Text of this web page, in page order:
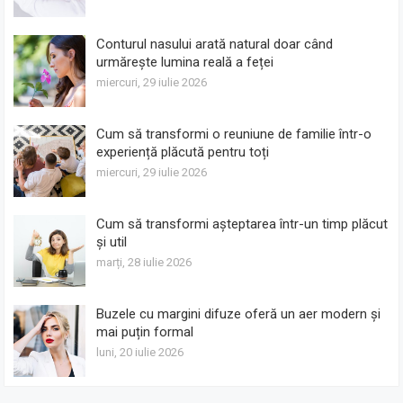
Conturul nasului arată natural doar când
urmărește lumina reală a feței
miercuri, 29 iulie 2026
Cum să transformi o reuniune de familie într-o
experiență plăcută pentru toți
miercuri, 29 iulie 2026
Cum să transformi așteptarea într-un timp plăcut
și util
marți, 28 iulie 2026
Buzele cu margini difuze oferă un aer modern și
mai puțin formal
luni, 20 iulie 2026